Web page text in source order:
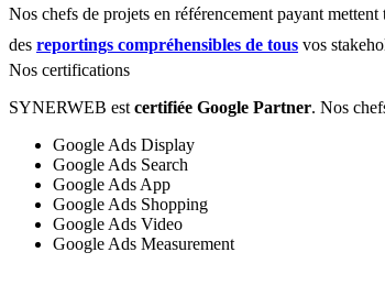
Nos chefs de projets en référencement payant
des reportings compréhensibles de tous vos
Nos certifications
SYNERWEB est certifiée Google Partner. Nos
Google Ads Display
Google Ads Search
Google Ads App
Google Ads Shopping
Google Ads Video
Google Ads Measurement